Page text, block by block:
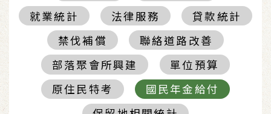
就業統計
法律服務
貸款統計
禁伐補償
聯絡道路改善
部落聚會所興建
單位預算
原住民特考
國民年金給付